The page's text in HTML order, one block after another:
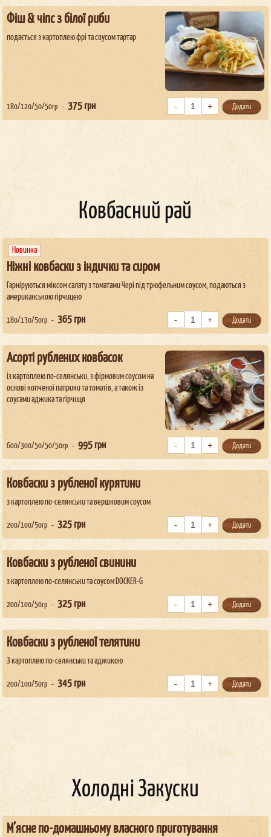
Фіш & чіпс з білої риби
подається з картоплею фрі та соусом тартар
180/120/50/50гр 375 грн Додати
Ковбасний рай
Новинка
Ніжні ковбаски з індички та сиром
Гарніруються міксом салату з томатами Чері під трюфельним соусом, подаються з
американською гірчицею
180/130/50гр 365 грн Додати
Асорті рублених ковбасок
із картоплею по-селянськи, з фірмовим соусом на
основі копченої паприки та томатів, а також із
соусами аджика та гірчиця
600/300/50/50/50гр 995 грн Додати
Ковбаски з рубленої курятини
з картоплею по-селянськи та вершковим соусом
200/100/50гр 325 грн Додати
Ковбаски з рубленої свинини
з картоплею по-селянськи та соусом DOCKER-G
200/100/50гр 325 грн Додати
Ковбаски з рубленої телятини
З картоплею по-селянськи та аджикою
200/100/50гр 345 грн Додати
Холодні Закуски
М’ясне по-домашньому власного приготування